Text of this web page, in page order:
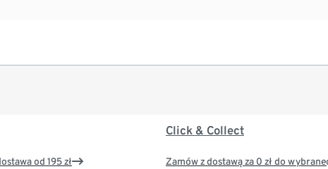
od 195 zł
Click & Collect
Zamów z dostawą za 0 zł do